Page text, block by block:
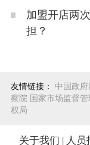
加盟开店两
担？
友情链接： 中国政府
察院 国家市场监督
权局
关于我们 人员